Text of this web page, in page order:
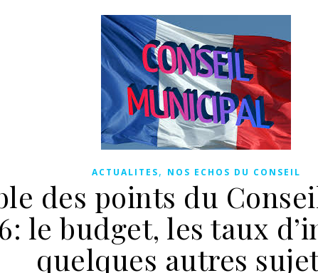
ACTUALITES, NOS ECHOS DU CONSEIL
des points du
le budget, les taux
quelques autres